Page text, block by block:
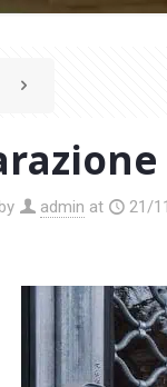
admin at 21/